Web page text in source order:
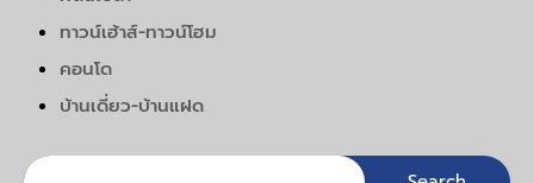
ทาวน์เฮ้าส์-ทาวน์โฮม
คอนโด
บ้านเดี่ยว-บ้านแฝด